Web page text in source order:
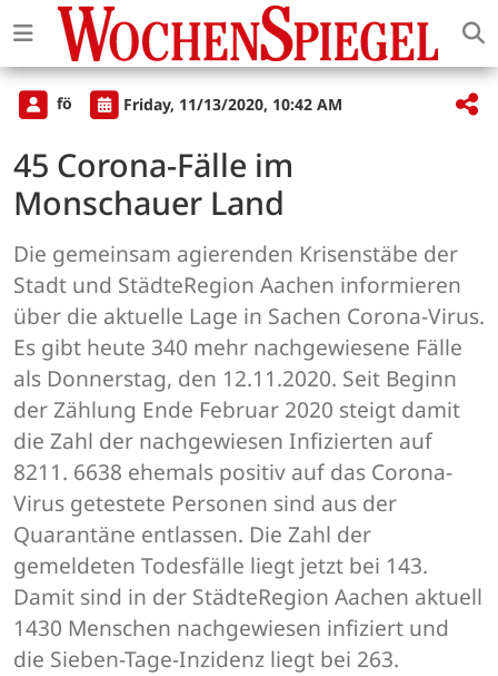
fö Friday, 11/13/2020, 10:42 AM
45 Corona-Fälle im
Monschauer Land
Die gemeinsam agierenden Krisenstäbe der
Stadt und StädteRegion Aachen informieren
über die aktuelle Lage in Sachen Corona-Virus.
Es gibt heute 340 mehr nachgewiesene Fälle
als Donnerstag, den 12.11.2020. Seit Beginn
der Zählung Ende Februar 2020 steigt damit
die Zahl der nachgewiesen Infizierten auf
8211. 6638 ehemals positiv auf das Corona-
Virus getestete Personen sind aus der
Quarantäne entlassen. Die Zahl der
gemeldeten Todesfälle liegt jetzt bei 143.
Damit sind in der StädteRegion Aachen aktuell
1430 Menschen nachgewiesen infiziert und
die Sieben-Tage-Inzidenz liegt bei 263.